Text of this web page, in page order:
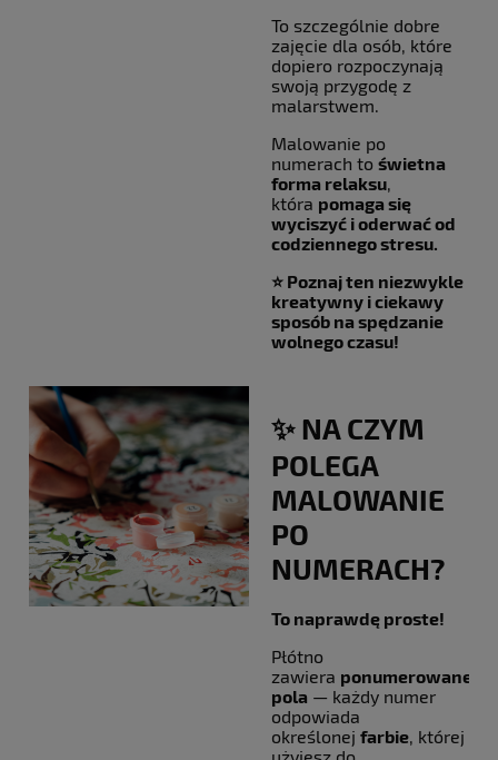
To szczególnie dobre
zajęcie dla osób, które
dopiero rozpoczynają
swoją przygodę z
malarstwem.
Malowanie po
numerach to świetna
forma relaksu,
która pomaga się
wyciszyć i oderwać od
codziennego stresu.
⭐ Poznaj ten niezwykle
kreatywny i ciekawy
sposób na spędzanie
wolnego czasu!
✨ NA CZYM
POLEGA
MALOWANIE
PO
NUMERACH?
To naprawdę proste!
Płótno
zawiera ponumerowane
pola — każdy numer
odpowiada
określonej farbie, której